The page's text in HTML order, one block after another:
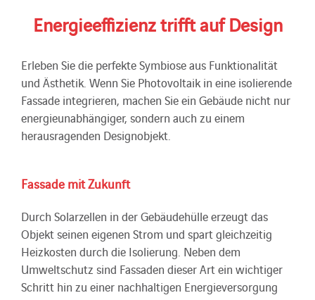
Energieeffizienz trifft auf Design
Erleben Sie die perfekte Symbiose aus Funktionalität
und Ästhetik. Wenn Sie Photovoltaik in eine isolierende
Fassade integrieren, machen Sie ein Gebäude nicht nur
energieunabhängiger, sondern auch zu einem
herausragenden Designobjekt.
Fassade mit Zukunft
Durch Solarzellen in der Gebäudehülle erzeugt das
Objekt seinen eigenen Strom und spart gleichzeitig
Heizkosten durch die Isolierung. Neben dem
Umweltschutz sind Fassaden dieser Art ein wichtiger
Schritt hin zu einer nachhaltigen Energieversorgung